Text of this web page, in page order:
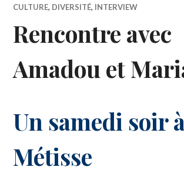
CULTURE, DIVERSITÉ, INTERVIEW
Rencontre avec
Amadou et
Un samedi soir
Métisse